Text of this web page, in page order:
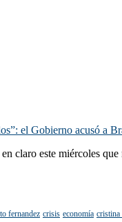
el Gobierno acusó a
claro este miércoles
fernandez crisis economía